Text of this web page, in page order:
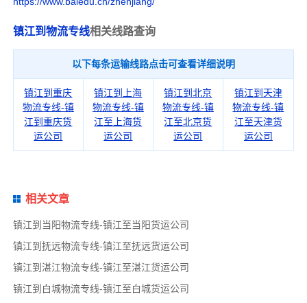
镇江到物流专线相关线路查询
以下每条运输线路点击可查看详细说明
镇江到重庆
物流专线-镇
江到重庆货
运公司
镇江到上海
物流专线-镇
江至上海货
运公司
镇江到北京
物流专线-镇
江至北京货
运公司
镇江到天津
物流专线-镇
江至天津货
运公司
相关文章
镇江到当阳物流专线-镇江至当阳货运公司
镇江到抚远物流专线-镇江至抚远货运公司
镇江到湛江物流专线-镇江至湛江货运公司
镇江到白城物流专线-镇江至白城货运公司